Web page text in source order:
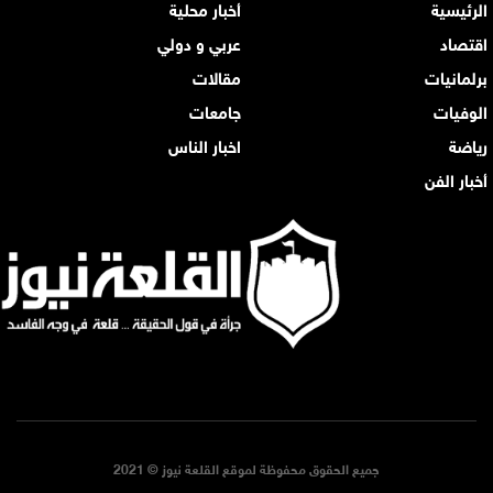
الرئيسية
أخبار محلية
اقتصاد
عربي و دولي
برلمانيات
مقالات
الوفيات
جامعات
رياضة
اخبار الناس
أخبار الفن
جميع الحقوق محفوظة لموقع القلعة نيوز © 2021